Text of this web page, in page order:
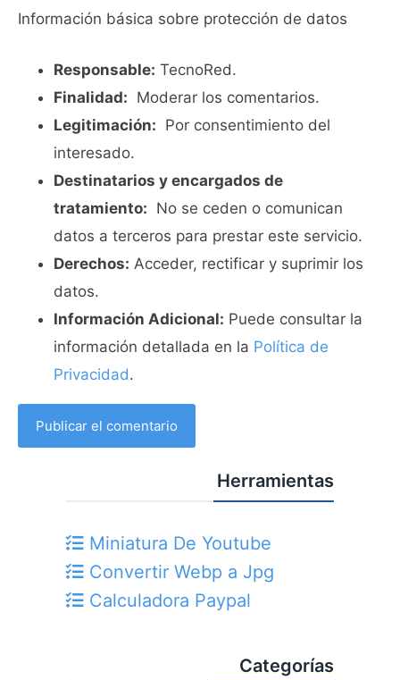
Información básica sobre protección de datos
Responsable: TecnoRed.
Finalidad: Moderar los comentarios.
Legitimación: Por consentimiento del
interesado.
Destinatarios y encargados de
tratamiento: No se ceden o comunican
datos a terceros para prestar este servicio.
Derechos: Acceder, rectificar y suprimir los
datos.
Información Adicional: Puede consultar la
información detallada en la Política de
Privacidad.
Herramientas
Miniatura De Youtube
Convertir Webp a Jpg
Calculadora Paypal
Categorías